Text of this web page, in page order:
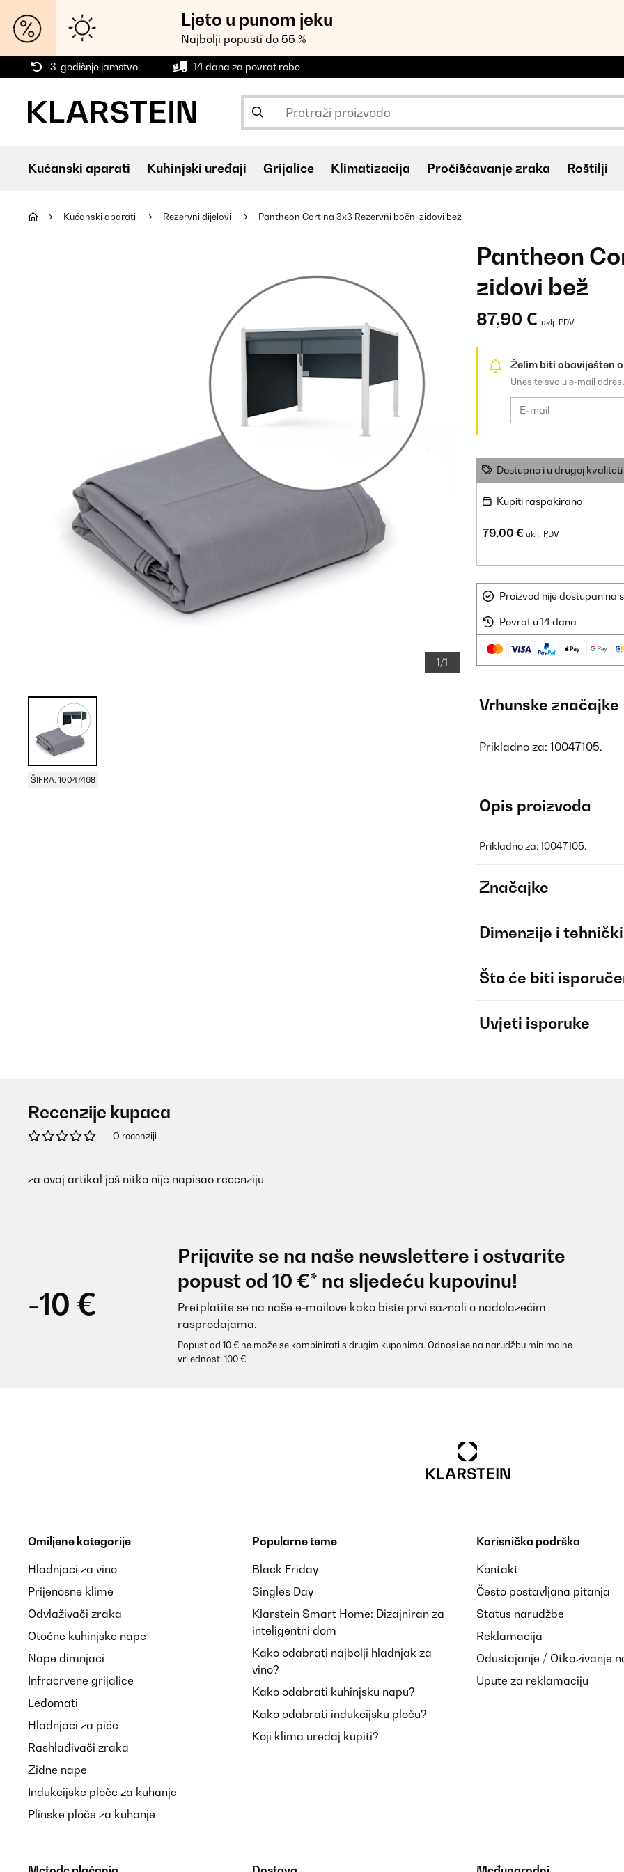
Ljeto u punom jeku
Najbolji popusti do 55 %
3-godišnje jamstvo 14 dana za povrat robe
Kućanski aparati Kuhinjski uređaji Grijalice Klimatizacija Pročišćavanje zraka Roštilji
Kućanski aparati Rezervni dijelovi Pantheon Cortina 3x3 Rezervni bočni zidovi bež
1/1
ŠIFRA: 10047468
Pantheon
zidovi bež
87,90 € uklj. PDV
Želim biti obaviješten
Unesite svoju e-mail
Dostupno i u drugoj kvaliteti
Kupiti raspakirano
79,00 € uklj. PDV
Proizvod nije dostupan na
Povrat u 14 dana
Vrhunske značajke
Prikladno za: 10047105.
Opis proizvoda
Prikladno za: 10047105.
Značajke
Dimenzije i
Što će biti
Uvjeti isporuke
Recenzije kupaca
O recenziji
za ovaj artikal još nitko nije napisao recenziju
-10 €
Prijavite se na naše newslettere i ostvarite
popust od 10 €* na sljedeću kupovinu!
Pretplatite se na naše e-mailove kako biste prvi saznali o nadolazećim
rasprodajama.
Popust od 10 € ne može se kombinirati s drugim kuponima. Odnosi se na narudžbu minimalne
vrijednosti 100 €.
Omiljene kategorije
Hladnjaci za vino
Prijenosne klime
Odvlaživači zraka
Otočne kuhinjske nape
Nape dimnjaci
Infracrvene grijalice
Ledomati
Hladnjaci za piće
Rashlađivači zraka
Zidne nape
Indukcijske ploče za kuhanje
Plinske ploče za kuhanje
Popularne teme
Black Friday
Singles Day
Klarstein Smart Home: Dizajniran za
inteligentni dom
Kako odabrati najbolji hladnjak za
vino?
Kako odabrati kuhinjsku napu?
Kako odabrati indukcijsku ploču?
Koji klima uređaj kupiti?
Korisnička podrška
Kontakt
Često postavljana pitanja
Status narudžbe
Reklamacija
Odustajanje / Otkazivanje
Upute za reklamaciju